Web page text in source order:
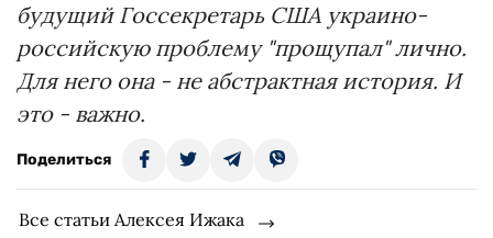
будущий Госсекретарь США украино-
российскую проблему "прощупал" лично.
Для него она - не абстрактная история. И
это - важно.
Поделиться
Все статьи Алексея Ижака